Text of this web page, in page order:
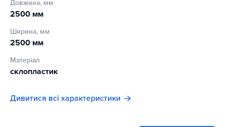
Довжина, мм
2500 мм
Ширина, мм
2500 мм
Матеріал
склопластик
Дивитися всі характеристики